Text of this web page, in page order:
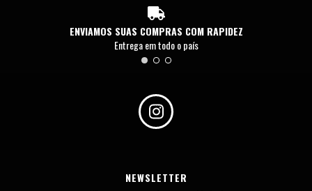
ENVIAMOS SUAS COMPRAS COM RAPIDEZ
Entrega em todo o país
NEWSLETTER